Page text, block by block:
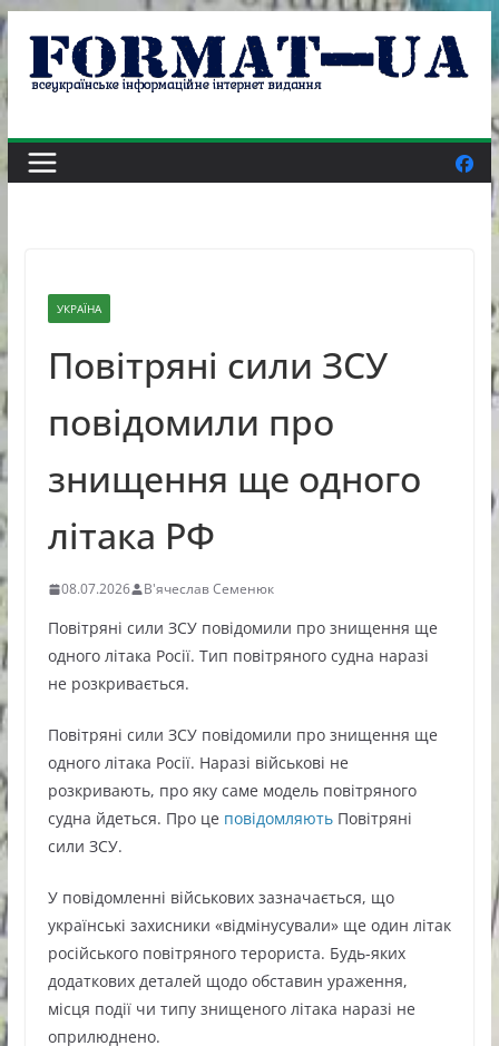
Skip
content
УКРАЇНА
Повітряні сили ЗСУ
повідомили про
знищення ще одного
літака РФ
08.07.2026 В'ячеслав Семенюк
Повітряні сили ЗСУ повідомили про знищення ще
одного літака Росії. Тип повітряного судна наразі
не розкривається.
Повітряні сили ЗСУ повідомили про знищення ще
одного літака Росії. Наразі військові не
розкривають, про яку саме модель повітряного
судна йдеться. Про це повідомляютьПовітряні
сили ЗСУ.
У повідомленні військових зазначається, що
українські захисники «відмінусували» ще один літак
російського повітряного терориста. Будь-яких
додаткових деталей щодо обставин ураження,
місця події чи типу знищеного літака наразі не
оприлюднено.